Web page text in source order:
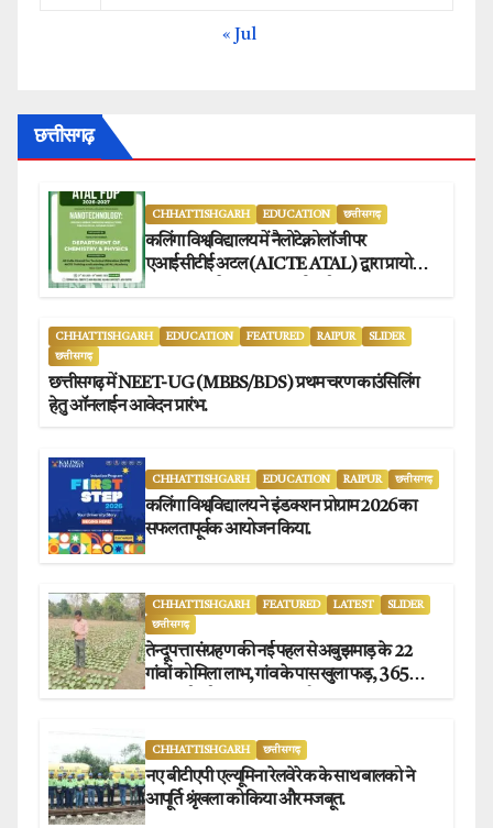
« Jul
छत्तीसगढ़
CHHATTISHGARH EDUCATION छत्तीसगढ़
कलिंगा विश्वविद्यालय में नैलोटेक्नोलॉजी पर
एआईसीटीई अटल (AICTE ATAL) द्वारा प्रायोजित
CHHATTISHGARH EDUCATION FEATURED RAIPUR
SLIDER
छत्तीसगढ़
छत्तीसगढ़ में NEET-UG (MBBS/BDS) प्रथम चरण काउंसिलिंग
हेतु ऑनलाईन आवेदन प्रारंभ.
CHHATTISHGARH EDUCATION RAIPUR छत्तीसगढ़
कलिंगा विश्वविद्यालय ने इंडक्शन प्रोग्राम 2026 का
सफलतापूर्वक आयोजन किया.
CHHATTISHGARH FEATURED LATEST
SLIDER
छत्तीसगढ़
तेन्दूपत्ता संग्रहण की नई पहल से अबुझमाड़ के 22
गांवों को मिला लाभ, गांव के पास खुला फड़, 365
CHHATTISHGARH छत्तीसगढ़
नए बीटीएपी एल्यूमिना रेलवे रेक के साथ बालको ने
आपूर्ति श्रृंखला को किया और मजबूत.